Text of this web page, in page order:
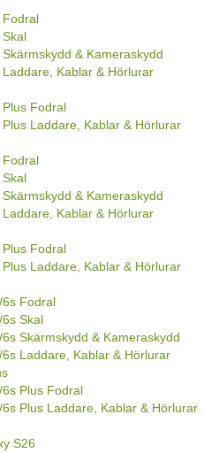
Fodral
Skal
& Kameraskydd
Laddare, Kablar & Hörlurar
Fodral
Plus Laddare, Kablar & Hörlurar
Fodral
Skal
& Kameraskydd
Laddare, Kablar & Hörlurar
Fodral
Plus Laddare, Kablar & Hörlurar
6s Fodral
Skal
Skärmskydd & Kameraskydd
6s Laddare, Kablar & Hörlurar
6s Plus Fodral
6s Plus Laddare, Kablar & Hörlurar
S26